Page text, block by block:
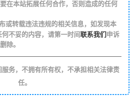
在本站拓展任何合作，否则造成的任何
或转载违法违规的相关信息，如发现本
不妥的内容，请第一时间联系我们申诉
除。
务，不拥有所有权，不承担相关法律责
任。